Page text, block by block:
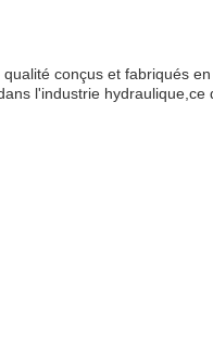
conçus et fabriqués
l'industrie